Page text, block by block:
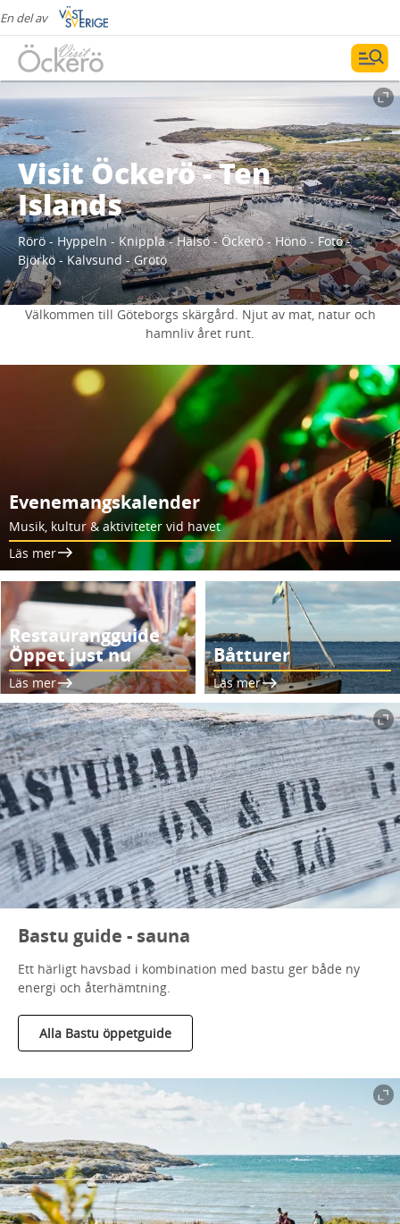
En del av
Visit Öckerö - Ten
Islands
Rörö - Hyppeln - Knippla - Hälsö - Öckerö - Hönö - Fotö -
Björkö - Kalvsund - Grötö
Välkommen till Göteborgs skärgård. Njut av mat, natur och
hamnliv året runt.
Evenemangskalender
Musik, kultur & aktiviteter vid havet
Läs mer
Restaurangguide
Öppet just nu
Läs mer
Båtturer
Läs mer
Bastu guide - sauna
Ett härligt havsbad i kombination med bastu ger både ny
energi och återhämtning.
Alla Bastu öppetguide